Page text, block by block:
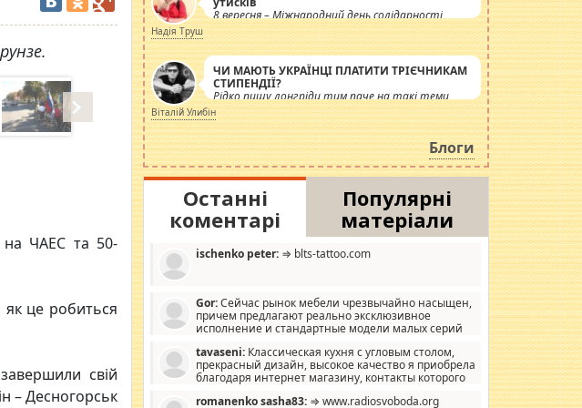
на ЧАЕС та 50-
як це робиться
свій
– Десногорськ
8 вересня – Міжнародний день солідарності
журналістів.
Надія Труш
ЧИ МАЮТЬ УКРАЇНЦІ ПЛАТИТИ ТРІЄЧНИКАМ
СТИПЕНДІЇ?
Рідко пишу лонгріди тим паче на такі теми,
але вже просто дістало! Обурюють сьогоднішні
інсенуації навколо стипендіального питання.
Штучно роздувається ще одна соціальна
катастрофа.
Віталій Улибін
Блоги
Останні
коментарі
Популярні
матеріали
ischenko peter: ⇒ blts-tattoo.com
Gor:Сейчас рынок мебели чрезвычайно насыщен,
причем предлагают реально эксклюзивное
исполнение и стандартные модели малых серий
дизайну, мало походит на стандартные формы, в MebelOk,
креативненько и что главное - со вкусом все в порядке,
без ненужных наворотов удорожающих мебель, а это не
tavaseni: Классическая кухня с угловым столом,
прекрасный дизайн, высокое качество я приобрела
благодаря интернет магазину, контакты которого
romanenko sasha83: ⇒ www.radiosvoboda.org